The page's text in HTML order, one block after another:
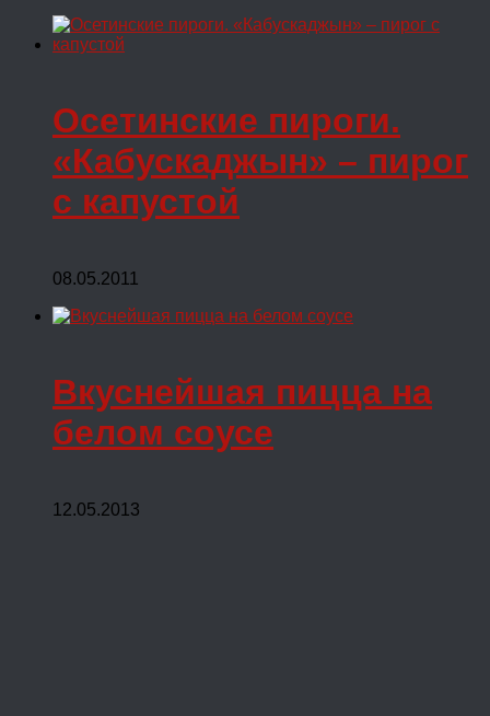
Осетинские пироги.
«Кабускаджын» – пирог
с капустой
08.05.2011
Вкуснейшая пицца на
белом соусе
12.05.2013